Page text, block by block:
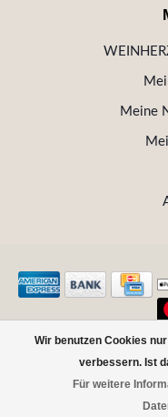
Wir benutzen Cookies
verbessern. Ist
Für weitere
Meine
© Copyright 2026